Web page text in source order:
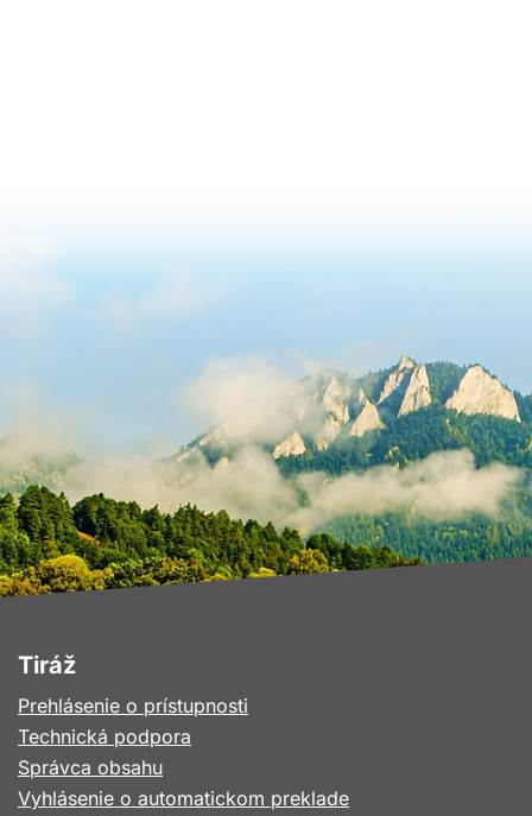
Tiráž
Prehlásenie o prístupnosti
Technická podpora
Správca obsahu
Vyhlásenie o automatickom preklade